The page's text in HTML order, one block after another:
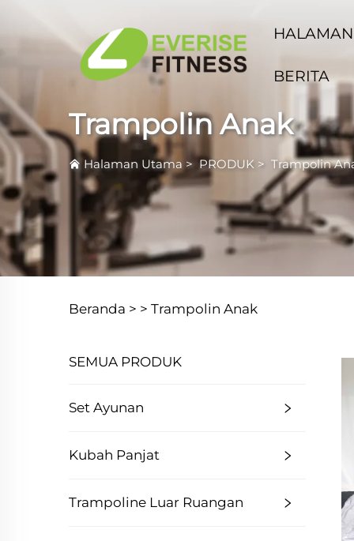
BERITA
Trampolin Anak
Halaman Utama > PRODUK > Trampolin
Beranda > > Trampolin Anak
SEMUA PRODUK
Set Ayunan
Kubah Panjat
Trampoline Luar Ruangan